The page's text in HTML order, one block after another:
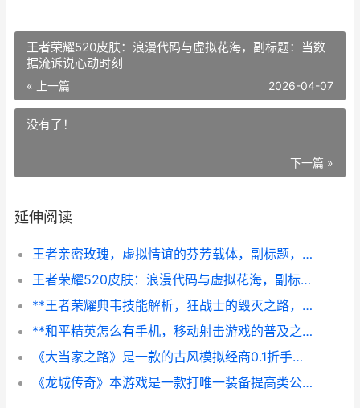
王者荣耀520皮肤：浪漫代码与虚拟花海，副标题：当数
据流诉说心动时刻
« 上一篇 2026-04-07
没有了！
下一篇 »
延伸阅读
王者亲密玫瑰，虚拟情谊的芬芳载体，副标题，一朵玫瑰背后的峡谷社交哲学
王者荣耀520皮肤：浪漫代码与虚拟花海，副标题：当数据流诉说心动时刻
**王者荣耀典韦技能解析，狂战士的毁灭之路，副标题，从血肉到神装的终极进化**
**和平精英怎么有手机，移动射击游戏的普及之路**
《大当家之路》是一款的古风模拟经商0.1折手机游戏 大当家之路游戏
《龙城传奇》本游戏是一款打唯一装备提高类公益服手机游戏 龙城传奇游戏攻略